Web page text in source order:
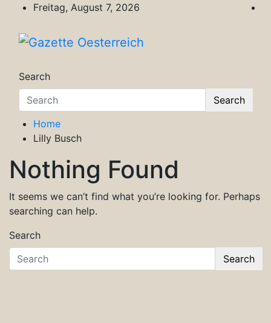
content
Freitag, August 7, 2026
Search
Search
Home
Lilly Busch
Nothing Found
It seems we can’t find what you’re looking for. Perhaps
searching can help.
Search
Search